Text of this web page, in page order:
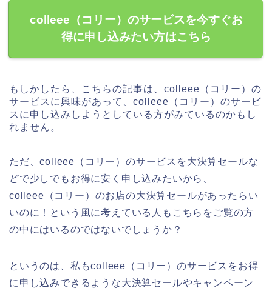
colleee（コリー）のサービスを今すぐお
得に申し込みたい方はこちら
もしかしたら、こちらの記事は、colleee（コリー）の
サービスに興味があって、colleee（コリー）のサービ
スに申し込みしようとしている方がみているのかもし
れません。
ただ、colleee（コリー）のサービスを大決算セールな
どで少しでもお得に安く申し込みたいから、
colleee（コリー）のお店の大決算セールがあったらい
いのに！という風に考えている人もこちらをご覧の方
の中にはいるのではないでしょうか？
というのは、私もcolleee（コリー）のサービスをお得
に申し込みできるような大決算セールやキャンペーン